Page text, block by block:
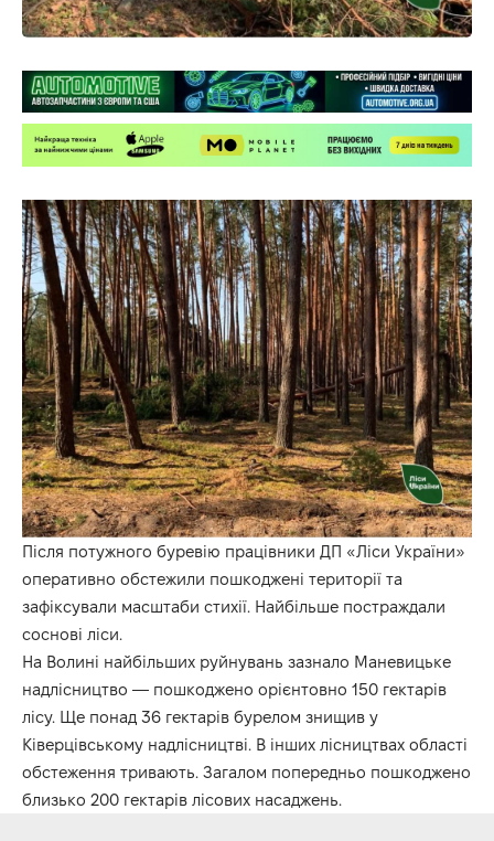
Після потужного буревію працівники ДП «Ліси України»
оперативно обстежили пошкоджені території та
зафіксували масштаби стихії. Найбільше постраждали
соснові ліси.
На Волині найбільших руйнувань зазнало Маневицьке
надлісництво — пошкоджено орієнтовно 150 гектарів
лісу. Ще понад 36 гектарів бурелом знищив у
Ківерцівському надлісництві. В інших лісництвах області
обстеження тривають. Загалом попередньо пошкоджено
близько 200 гектарів лісових насаджень.